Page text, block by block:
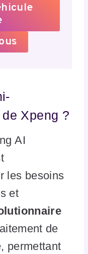
Xpeng ?
AI
les besoins
et
de
permettant